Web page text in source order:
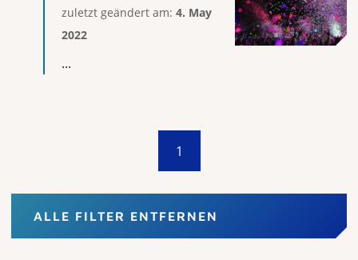
zuletzt geändert am: 4. May
2022
...
1
ALLE FILTER ENTFERNEN